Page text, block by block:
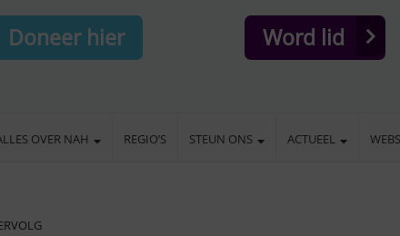
Doneer hier Word lid
OVER NAH REGIO’S STEUN ONS ACTUEEL